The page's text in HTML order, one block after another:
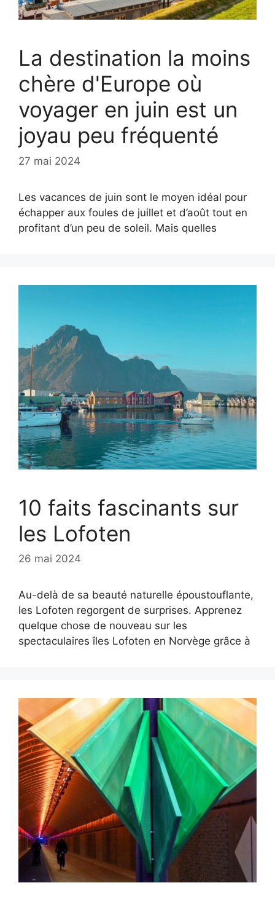
La destination la moins
chère d'Europe où
voyager en juin est un
joyau peu fréquenté
27 mai 2024
Les vacances de juin sont le moyen idéal pour
échapper aux foules de juillet et d’août tout en
profitant d’un peu de soleil. Mais quelles
10 faits fascinants sur
les Lofoten
26 mai 2024
Au-delà de sa beauté naturelle époustouflante,
les Lofoten regorgent de surprises. Apprenez
quelque chose de nouveau sur les
spectaculaires îles Lofoten en Norvège grâce à